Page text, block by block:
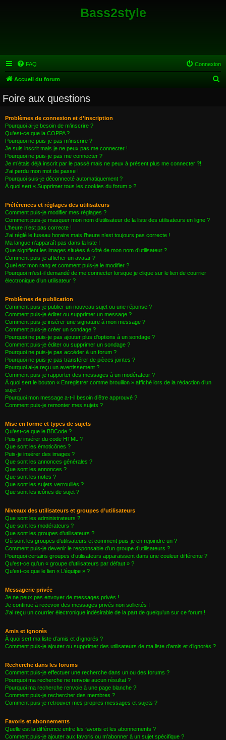
Bass2style
FAQ Connexion
Accueil du forum
Foire aux questions
Problèmes de connexion et d’inscription
Pourquoi ai-je besoin de m’inscrire ?
Qu’est-ce que la COPPA ?
Pourquoi ne puis-je pas m’inscrire ?
Je suis inscrit mais je ne peux pas me connecter !
Pourquoi ne puis-je pas me connecter ?
Je m’étais déjà inscrit par le passé mais ne peux à présent plus me connecter ?!
J’ai perdu mon mot de passe !
Pourquoi suis-je déconnecté automatiquement ?
À quoi sert « Supprimer tous les cookies du forum » ?
Préférences et réglages des utilisateurs
Comment puis-je modifier mes réglages ?
Comment puis-je masquer mon nom d’utilisateur de la liste des utilisateurs en ligne ?
L’heure n’est pas correcte !
J’ai réglé le fuseau horaire mais l’heure n’est toujours pas correcte !
Ma langue n’apparaît pas dans la liste !
Que signifient les images situées à côté de mon nom d’utilisateur ?
Comment puis-je afficher un avatar ?
Quel est mon rang et comment puis-je le modifier ?
Pourquoi m’est-il demandé de me connecter lorsque je clique sur le lien de courrier
électronique d’un utilisateur ?
Problèmes de publication
Comment puis-je publier un nouveau sujet ou une réponse ?
Comment puis-je éditer ou supprimer un message ?
Comment puis-je insérer une signature à mon message ?
Comment puis-je créer un sondage ?
Pourquoi ne puis-je pas ajouter plus d’options à un sondage ?
Comment puis-je éditer ou supprimer un sondage ?
Pourquoi ne puis-je pas accéder à un forum ?
Pourquoi ne puis-je pas transférer de pièces jointes ?
Pourquoi ai-je reçu un avertissement ?
Comment puis-je rapporter des messages à un modérateur ?
À quoi sert le bouton « Enregistrer comme brouillon » affiché lors de la rédaction d’un
sujet ?
Pourquoi mon message a-t-il besoin d’être approuvé ?
Comment puis-je remonter mes sujets ?
Mise en forme et types de sujets
Qu’est-ce que le BBCode ?
Puis-je insérer du code HTML ?
Que sont les émoticônes ?
Puis-je insérer des images ?
Que sont les annonces générales ?
Que sont les annonces ?
Que sont les notes ?
Que sont les sujets verrouillés ?
Que sont les icônes de sujet ?
Niveaux des utilisateurs et groupes d’utilisateurs
Que sont les administrateurs ?
Que sont les modérateurs ?
Que sont les groupes d’utilisateurs ?
Où sont les groupes d’utilisateurs et comment puis-je en rejoindre un ?
Comment puis-je devenir le responsable d’un groupe d’utilisateurs ?
Pourquoi certains groupes d’utilisateurs apparaissent dans une couleur différente ?
Qu’est-ce qu’un « groupe d’utilisateurs par défaut » ?
Qu’est-ce que le lien « L’équipe » ?
Messagerie privée
Je ne peux pas envoyer de messages privés !
Je continue à recevoir des messages privés non sollicités !
J’ai reçu un courrier électronique indésirable de la part de quelqu’un sur ce forum !
Amis et ignorés
À quoi sert ma liste d’amis et d’ignorés ?
Comment puis-je ajouter ou supprimer des utilisateurs de ma liste d’amis et d’ignorés ?
Recherche dans les forums
Comment puis-je effectuer une recherche dans un ou des forums ?
Pourquoi ma recherche ne renvoie aucun résultat ?
Pourquoi ma recherche renvoie à une page blanche ?!
Comment puis-je rechercher des membres ?
Comment puis-je retrouver mes propres messages et sujets ?
Favoris et abonnements
Quelle est la différence entre les favoris et les abonnements ?
Comment puis-je ajouter aux favoris ou m’abonner à un sujet spécifique ?